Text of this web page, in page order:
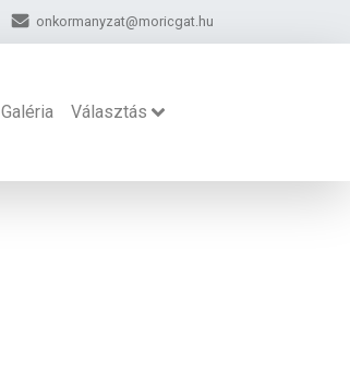
onkormanyzat@moricgat.hu
Galéria Választás